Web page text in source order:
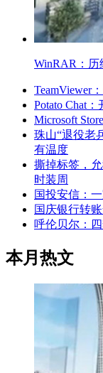
WinRAR：
TeamViewer
Potato Chat
Microsoft
珠山“退役老
有温度
撕掉标签，
时装周
国投安信：
国庆银行转
呼伦贝尔：
本月热文